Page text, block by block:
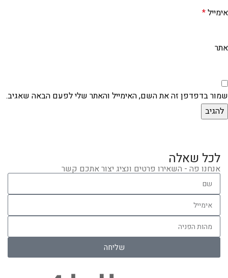
אימייל*
אתר
שמור בדפדפן זה את השם, האימייל והאתר שלי לפעם הבאה שאגיב.
לכל שאלה
אנחנו פה - השאירו פרטים ונציג יצור אתכם קשר
שליחה